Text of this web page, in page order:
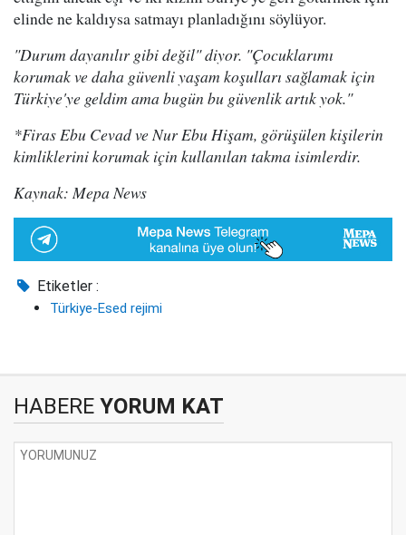
elinde ne kaldıysa satmayı planladığını söylüyor.
"Durum dayanılır gibi değil" diyor. "Çocuklarımı
korumak ve daha güvenli yaşam koşulları sağlamak için
Türkiye'ye geldim ama bugün bu güvenlik artık yok."
*Firas Ebu Cevad ve Nur Ebu Hişam, görüşülen kişilerin
kimliklerini korumak için kullanılan takma isimlerdir.
Kaynak: Mepa News
Etiketler :
Türkiye-Esed rejimi
HABERE YORUM KAT